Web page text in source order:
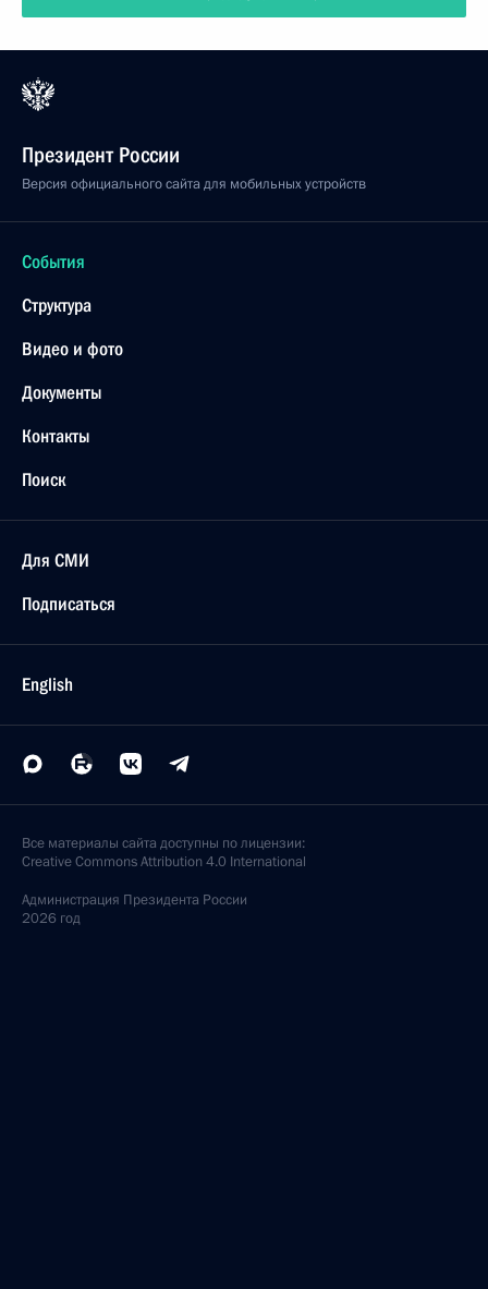
Президент России
Версия официального сайта для мобильных устройств
События
Структура
Видео и фото
Документы
Контакты
Поиск
Для СМИ
Подписаться
English
Все материалы сайта доступны по лицензии:
Creative Commons Attribution 4.0 International
Администрация Президента России
2026 год